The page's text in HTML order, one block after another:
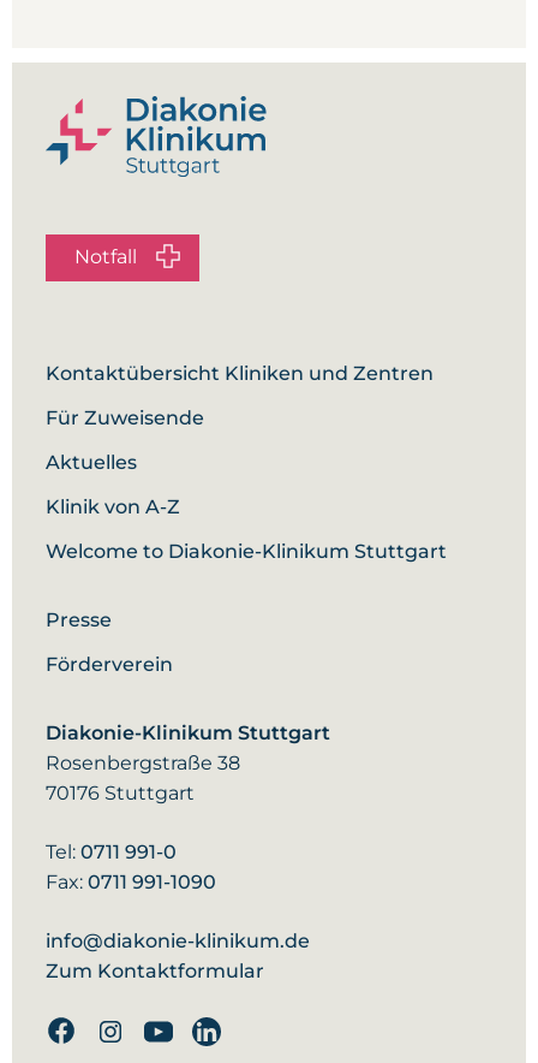
Kontaktübersicht Kliniken und Zentren
Für Zuweisende
Aktuelles
Klinik von A-Z
Welcome to Diakonie-Klinikum Stuttgart
Presse
Förderverein
Diakonie-Klinikum Stuttgart
Rosenbergstraße 38
70176 Stuttgart
Tel: 0711 991-0
Fax: 0711 991-1090
info@diakonie-klinikum.de
Zum Kontaktformular
FacebookInstagram
YoutubeLinkedin
Notfall